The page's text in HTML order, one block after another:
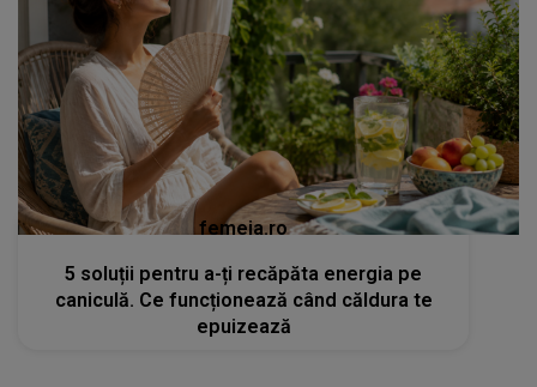
femeia.ro
5 soluții pentru a-ți recăpăta energia pe
caniculă. Ce funcționează când căldura te
epuizează